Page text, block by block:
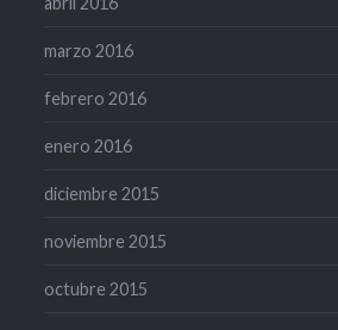
marzo 2016
febrero 2016
enero 2016
diciembre 2015
noviembre 2015
octubre 2015